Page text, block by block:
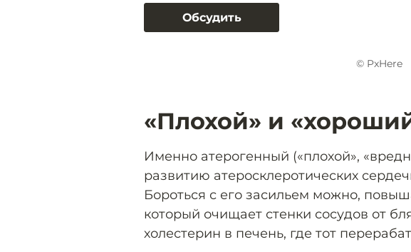
Обсудить
© PxHere
«Плохой» и
Именно атерогенный («плохой»,
развитию атеросклеротических
Бороться с его засильем можно,
который очищает стенки сосудов от
холестерин в печень, где тот